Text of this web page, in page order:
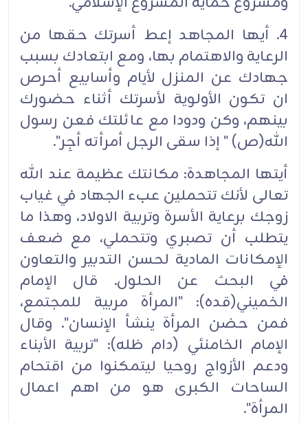
4. أيها المجاهد إعط أسرتك حقها من
الرعاية والاهتمام بها، ومع ابتعادك بسبب
جهادك عن المنزل لأيام وأسابيع أحرص
ان تكون الأولوية لأسرتك أثناء حضورك
بينهم، وكن ودودا مع عائلتك فعن رسول
الله(ص) " إذا سقى الرجل أمرأته أجِر".
أيتها المجاهدة: مكانتك عظيمة عند الله
تعالى لأنك تتحملين عبء الجهاد في غياب
زوجك برعاية الأسرة وتربية الاولاد، وهذا ما
يتطلب أن تصبري وتتحملي، مع ضعف
الإمكانات المادية لحسن التدبير والتعاون
في البحث عن الحلول. قال الإمام
الخميني(قده): "المرأة مربية للمجتمع،
فمن حضن المرأة ينشأ الإنسان". وقال
الإمام الخامنئي (دام ظله): "تربية الأبناء
ودعم الأزواج روحيا ليتمكنوا من اقتحام
الساحات الكبرى هو من اهم اعمال
المرأة".